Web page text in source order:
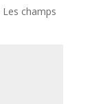
Les champs